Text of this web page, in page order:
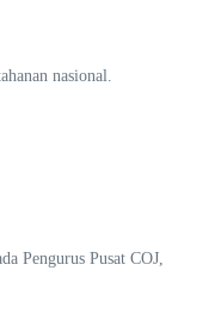
nasional.
Pengurus Pusat COJ,